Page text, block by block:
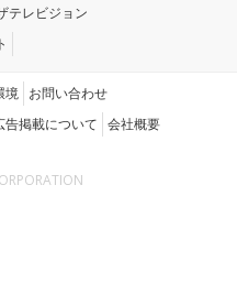
テレビジョン
境 お問い合わせ
告掲載について 会社概要